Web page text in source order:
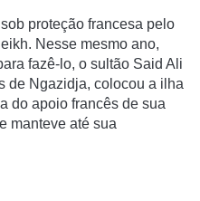
proteção francesa pelo
Nesse mesmo ano,
fazê-lo, o sultão Said Ali
de Ngazidja, colocou a ilha
do apoio francês de sua
manteve até sua